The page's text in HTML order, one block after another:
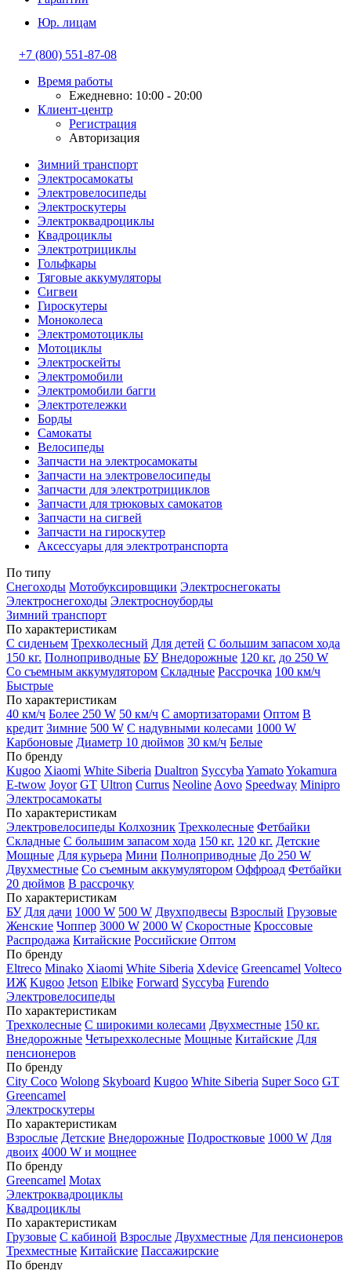
Юр. лицам
+7 (800) 551-87-08
Время работы
Ежедневно: 10:00 - 20:00
Клиент-центр
Регистрация
Авторизация
Зимний транспорт
Электросамокаты
Электровелосипеды
Электроскутеры
Электроквадроциклы
Квадроциклы
Электротрициклы
Гольфкары
Тяговые аккумуляторы
Сигвеи
Гироскутеры
Моноколеса
Электромотоциклы
Мотоциклы
Электроскейты
Электромобили
Электромобили багги
Электротележки
Борды
Самокаты
Велосипеды
Запчасти на электросамокаты
Запчасти на электровелосипеды
Запчасти для электротрициклов
Запчасти для трюковых самокатов
Запчасти на сигвей
Запчасти на гироскутер
Аксессуары для электротранспорта
По типу
Снегоходы Мотобуксировщики Электроснегокаты
Электроснегоходы Электросноуборды
Зимний транспорт
По характеристикам
С сиденьем Трехколесный Для детей С большим запасом хода
150 кг. Полноприводные БУ Внедорожные 120 кг. до 250 W
Со съемным аккумулятором Складные Рассрочка 100 км/ч
Быстрые
По характеристикам
40 км/ч Более 250 W 50 км/ч С амортизаторами Оптом В
кредит Зимние 500 W С надувными колесами 1000 W
Карбоновые Диаметр 10 дюймов 30 км/ч Белые
По бренду
Kugoo Xiaomi White Siberia Dualtron Syccyba YamatoYokamura
E-twow Joyor GT Ultron Currus Neoline Aovo Speedway Minipro
Электросамокаты
По характеристикам
Электровелосипеды Колхозник Трехколесные Фетбайки
Складные С большим запасом хода 150 кг. 120 кг. Детские
Мощные Для курьера Мини Полноприводные До 250 W
Двухместные Со съемным аккумулятором Оффроад Фетбайки
20 дюймов В рассрочку
По характеристикам
БУ Для дачи 1000 W 500 W Двухподвесы Взрослый Грузовые
Женские Чоппер 3000 W 2000 W Скоростные Кроссовые
Распродажа Китайские Российские Оптом
По бренду
Eltreco Minako Xiaomi White Siberia Xdevice Greencamel Volteco
ИЖ Kugoo Jetson Elbike Forward Syccyba Furendo
Электровелосипеды
По характеристикам
Трехколесные С широкими колесами Двухместные 150 кг.
Внедорожные Четырехколесные Мощные Китайские Для
пенсионеров
По бренду
City Coco Wolong Skyboard Kugoo White Siberia Super Soco GT
Greencamel
Электроскутеры
По характеристикам
Взрослые Детские Внедорожные Подростковые 1000 W Для
двоих 4000 W и мощнее
По бренду
Greencamel Motax
Электроквадроциклы
Квадроциклы
По характеристикам
Грузовые С кабиной Взрослые Двухместные Для пенсионеров
Трехместные Китайские Пассажирские
По бренду